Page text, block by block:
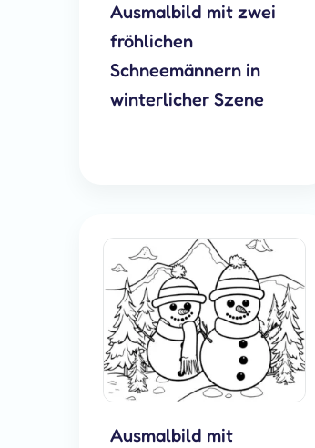
Ausmalbild mit zwei
fröhlichen
Schneemännern in
winterlicher Szene
Ausmalbild mit